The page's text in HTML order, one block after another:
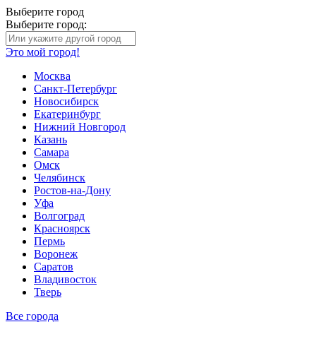
Выберите город
Выберите город:
Это мой город!
Москва
Санкт-Петербург
Новосибирск
Екатеринбург
Нижний Новгород
Казань
Самара
Омск
Челябинск
Ростов-на-Дону
Уфа
Волгоград
Красноярск
Пермь
Воронеж
Саратов
Владивосток
Тверь
Все города